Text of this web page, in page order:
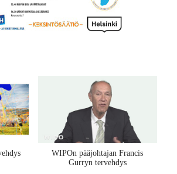
WIPOn pääjohtajan Francis
Gurryn tervehdys